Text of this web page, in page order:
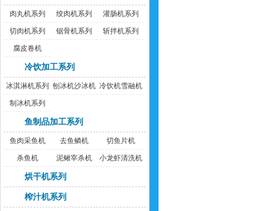
肉丸机系列 绞肉机系列 灌肠机系列
切肉机系列 锯骨机系列 斩拌机系列
腐皮卷机
冷饮加工系列
冰淇淋机系列 刨冰机沙冰机 冷饮机雪融机
制冰机系列
鱼制品加工系列
鱼肉采鱼机 去鱼鳞机 切鱼片机
杀鱼机 泥鳅宰杀机 小龙虾清洗机
烘干机系列
榨汁机系列